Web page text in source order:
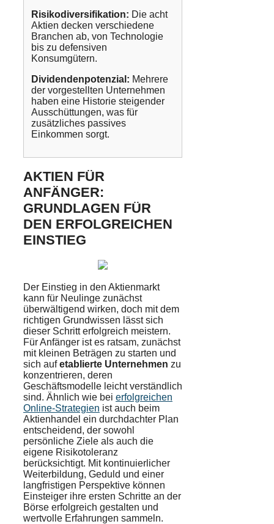
Risikodiversifikation: Die acht
Aktien decken verschiedene
Branchen ab, von Technologie
bis zu defensiven
Konsumgütern.
Dividendenpotenzial: Mehrere
der vorgestellten Unternehmen
haben eine Historie steigender
Ausschüttungen, was für
zusätzliches passives
Einkommen sorgt.
AKTIEN FÜR
ANFÄNGER:
GRUNDLAGEN FÜR
DEN ERFOLGREICHEN
EINSTIEG
Der Einstieg in den Aktienmarkt
kann für Neulinge zunächst
überwältigend wirken, doch mit dem
richtigen Grundwissen lässt sich
dieser Schritt erfolgreich meistern.
Für Anfänger ist es ratsam, zunächst
mit kleinen Beträgen zu starten und
sich aufetablierte Unternehmen zu
konzentrieren, deren
Geschäftsmodelle leicht verständlich
sind. Ähnlich wie bei erfolgreichen
Online-Strategien ist auch beim
Aktienhandel ein durchdachter Plan
entscheidend, der sowohl
persönliche Ziele als auch die
eigene Risikotoleranz
berücksichtigt. Mit kontinuierlicher
Weiterbildung, Geduld und einer
langfristigen Perspektive können
Einsteiger ihre ersten Schritte an der
Börse erfolgreich gestalten und
wertvolle Erfahrungen sammeln.